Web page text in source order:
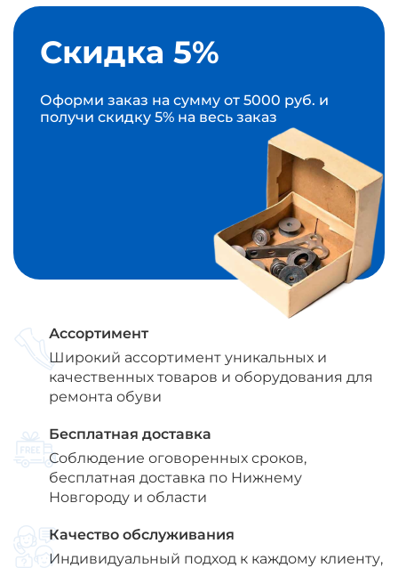
Скидка 5%
Оформи заказ на сумму от 5000 руб. и
получи скидку 5% на весь заказ
Ассортимент
Широкий ассортимент уникальных и
качественных товаров и оборудования для
ремонта обуви
Бесплатная доставка
Соблюдение оговоренных сроков,
бесплатная доставка по Нижнему
Новгороду и области
Качество обслуживания
Индивидуальный подход к каждому клиенту,